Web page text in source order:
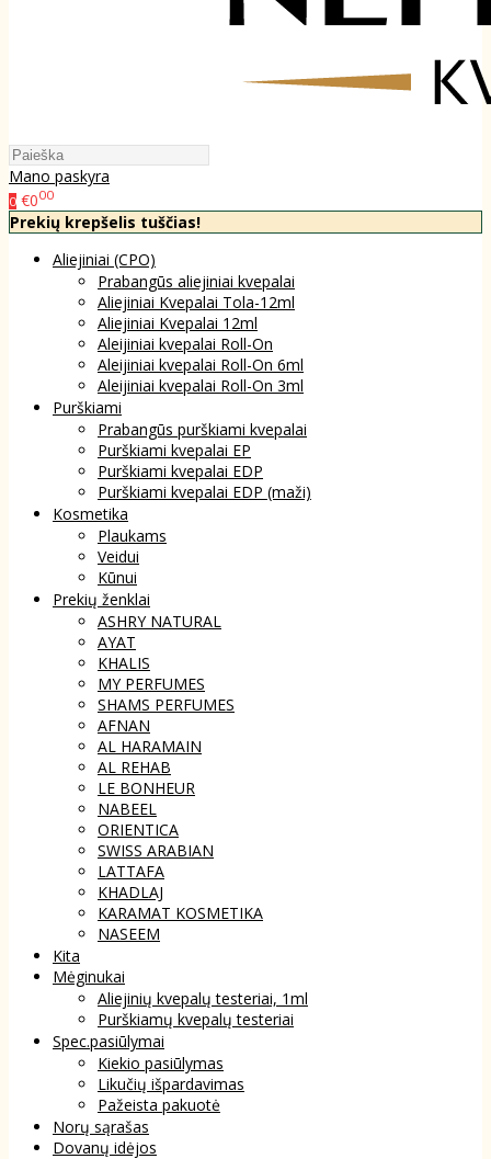
Mano paskyra
0 €000
Prekių krepšelis tuščias!
Aliejiniai (CPO)
Prabangūs aliejiniai kvepalai
Aliejiniai Kvepalai Tola-12ml
Aliejiniai Kvepalai 12ml
Aleijiniai kvepalai Roll-On
Aleijiniai kvepalai Roll-On 6ml
Aleijiniai kvepalai Roll-On 3ml
Purškiami
Prabangūs purškiami kvepalai
Purškiami kvepalai EP
Purškiami kvepalai EDP
Purškiami kvepalai EDP (maži)
Kosmetika
Plaukams
Veidui
Kūnui
Prekių ženklai
ASHRY NATURAL
AYAT
KHALIS
MY PERFUMES
SHAMS PERFUMES
AFNAN
AL HARAMAIN
AL REHAB
LE BONHEUR
NABEEL
ORIENTICA
SWISS ARABIAN
LATTAFA
KHADLAJ
KARAMAT KOSMETIKA
NASEEM
Kita
Mėginukai
Aliejinių kvepalų testeriai, 1ml
Purškiamų kvepalų testeriai
Spec.pasiūlymai
Kiekio pasiūlymas
Likučių išpardavimas
Pažeista pakuotė
Norų sąrašas
Dovanų idėjos